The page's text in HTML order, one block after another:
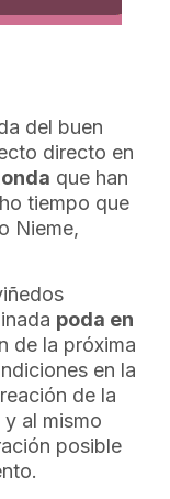
del buen
directo en
que han
tiempo que
Nieme,
poda en
de la próxima
en la
de la
al mismo
posible